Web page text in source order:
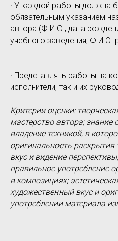
· У каждой работы должна
обязательным указанием
автора (Ф.И.О., дата
учебного заведения, Ф.И.О.
· Представлять работы на
исполнители, так и их
Критерии оценки:
мастерство автора; знание
владение техникой, в
оригинальность
вкус и видение
правильное употребление
в композициях;
художественный вкус и
употреблении материала